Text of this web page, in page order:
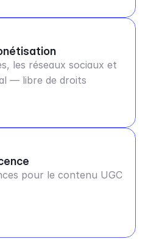
les réseaux sociaux et
— libre de droits
pour le contenu UGC